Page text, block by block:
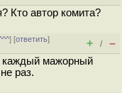
Кто автор комита?
] [ответить]
+ / –
каждый мажорный
раз.